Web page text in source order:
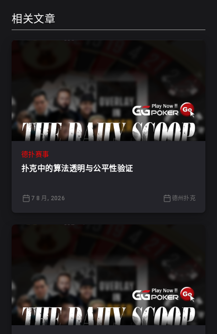
相关文章
德扑赛事
扑克中的算法透明与公平性验证
7 8 月, 2026 德州扑克